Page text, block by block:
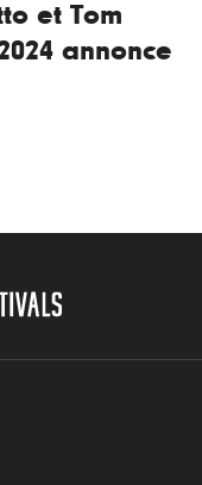
et Tom
annonce